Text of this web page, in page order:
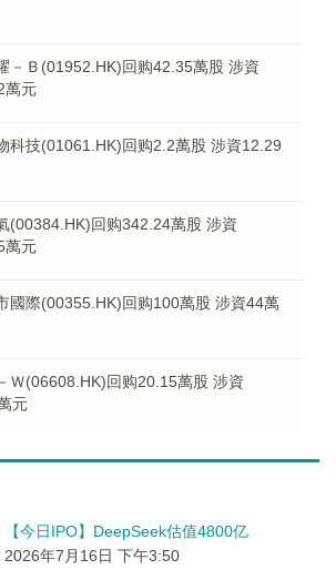
－Ｂ(01952.HK)回购42.35萬股 涉資
萬元
科技(01061.HK)回购2.2萬股 涉資12.29
(00384.HK)回购342.24萬股 涉資
萬元
國際(00355.HK)回购100萬股 涉資44萬
Ｗ(06608.HK)回购20.15萬股 涉資
元
【今日IPO】DeepSeek估值4800亿
2026年7月16日 下午3:50